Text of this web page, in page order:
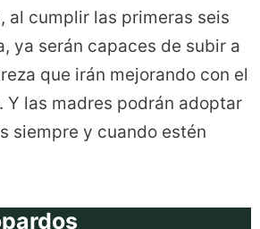
al cumplir las primeras seis
ya serán capaces de subir a
que irán mejorando con el
Y las madres podrán adoptar
siempre y cuando estén